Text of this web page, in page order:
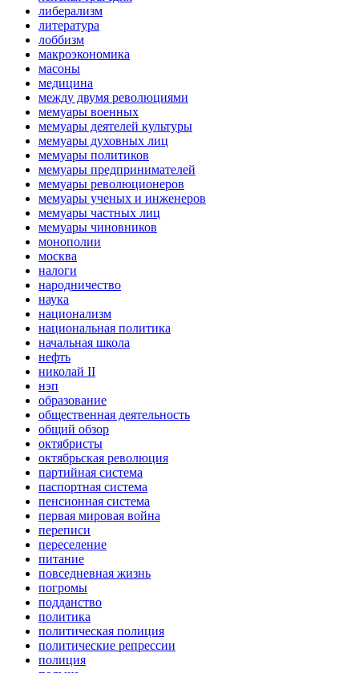
либерализм
литература
лоббизм
макроэкономика
масоны
медицина
между двумя революциями
мемуары военных
мемуары деятелей культуры
мемуары духовных лиц
мемуары политиков
мемуары предпринимателей
мемуары революционеров
мемуары ученых и инженеров
мемуары частных лиц
мемуары чиновников
монополии
москва
налоги
народничество
наука
национализм
национальная политика
начальная школа
нефть
николай II
нэп
образование
общественная деятельность
общий обзор
октябристы
октябрьская революция
партийная система
паспортная система
пенсионная система
первая мировая война
переписи
переселение
питание
повседневная жизнь
погромы
подданство
политика
политическая полиция
политические репрессии
полиция